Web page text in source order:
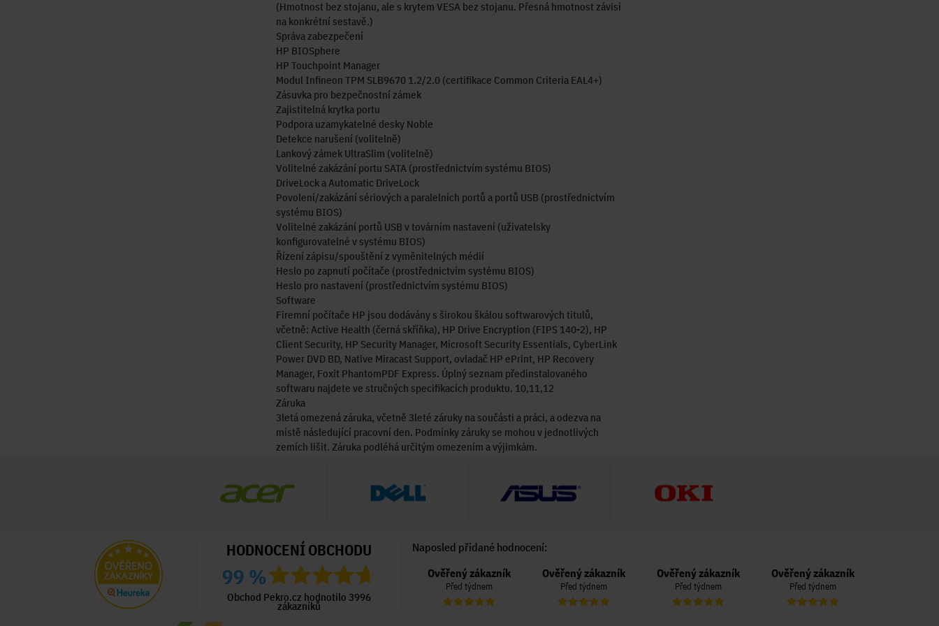
(Hmotnost bez stojanu, ale s krytem VESA bez stojanu. Přesná hmotnost závisí
na konkrétní sestavě.)
Správa zabezpečení
HP BIOSphere
HP Touchpoint Manager
Modul Infineon TPM SLB9670 1.2/2.0 (certifikace Common Criteria EAL4+)
Zásuvka pro bezpečnostní zámek
Zajistitelná krytka portu
Podpora uzamykatelné desky Noble
Detekce narušení (volitelně)
Lankový zámek UltraSlim (volitelně)
Volitelné zakázání portu SATA (prostřednictvím systému BIOS)
DriveLock a Automatic DriveLock
Povolení/zakázání sériových a paralelních portů a portů USB (prostřednictvím
systému BIOS)
Volitelné zakázání portů USB v továrním nastavení (uživatelsky
konfigurovatelné v systému BIOS)
Řízení zápisu/spouštění z vyměnitelných médií
Heslo po zapnutí počítače (prostřednictvím systému BIOS)
Heslo pro nastavení (prostřednictvím systému BIOS)
Software
Firemní počítače HP jsou dodávány s širokou škálou softwarových titulů,
včetně: Active Health (černá skříňka), HP Drive Encryption (FIPS 140-2), HP
Client Security, HP Security Manager, Microsoft Security Essentials, CyberLink
Power DVD BD, Native Miracast Support, ovladač HP ePrint, HP Recovery
Manager, Foxit PhantomPDF Express. Úplný seznam předinstalovaného
softwaru najdete ve stručných specifikacích produktu. 10,11,12
Záruka
3letá omezená záruka, včetně 3leté záruky na součásti a práci, a odezva na
místě následující pracovní den. Podmínky záruky se mohou v jednotlivých
zemích lišit. Záruka podléhá určitým omezením a výjimkám.
HODNOCENÍ OBCHODU
99 %
Obchod Pekro.cz hodnotilo 3996
zákazníků
Naposled přidané hodnocení:
Ověřený zákazník
Před 3 dny
Ověřený zákazník
Před 4 dny
Ověřený zákazník
Před 4 dny
Ověřený zákazník
Před týdnem
Ověřený zákazník
Před týdnem
Ověřený zákazník
Před týdnem
Ověřený zákazník
Před týdnem